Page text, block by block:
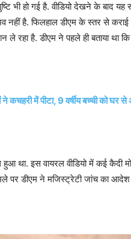
भी हो गई है. वीडियो देखने के बाद
नहीं है. फिलहाल डीएम के स्तर से कराई
ले रहा है. डीएम ने पहले ही बताया था
कचहरी में पीटा, 9 वर्षीय बच्ची को घर
हुआ था. इस वायरल वीडियो में कई कैदी
पर डीएम ने मजिस्ट्रेटी जांच का आदेश